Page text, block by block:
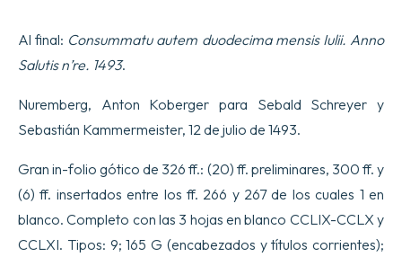
Al final: Consummatu autem duodecima mensis Iulii. Anno
Salutis n’re. 1493.
Nuremberg, Anton Koberger para Sebald Schreyer y
Sebastián Kammermeister, 12 de julio de 1493.
Gran in-folio gótico de 326 ff.: (20) ff. preliminares, 300 ff. y
(6) ff. insertados entre los ff. 266 y 267 de los cuales 1 en
blanco. Completo con las 3 hojas en blanco CCLIX-CCLX y
CCLXI. Tipos: 9; 165 G (encabezados y títulos corrientes);